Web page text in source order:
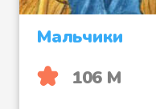
Мальчики
106 М